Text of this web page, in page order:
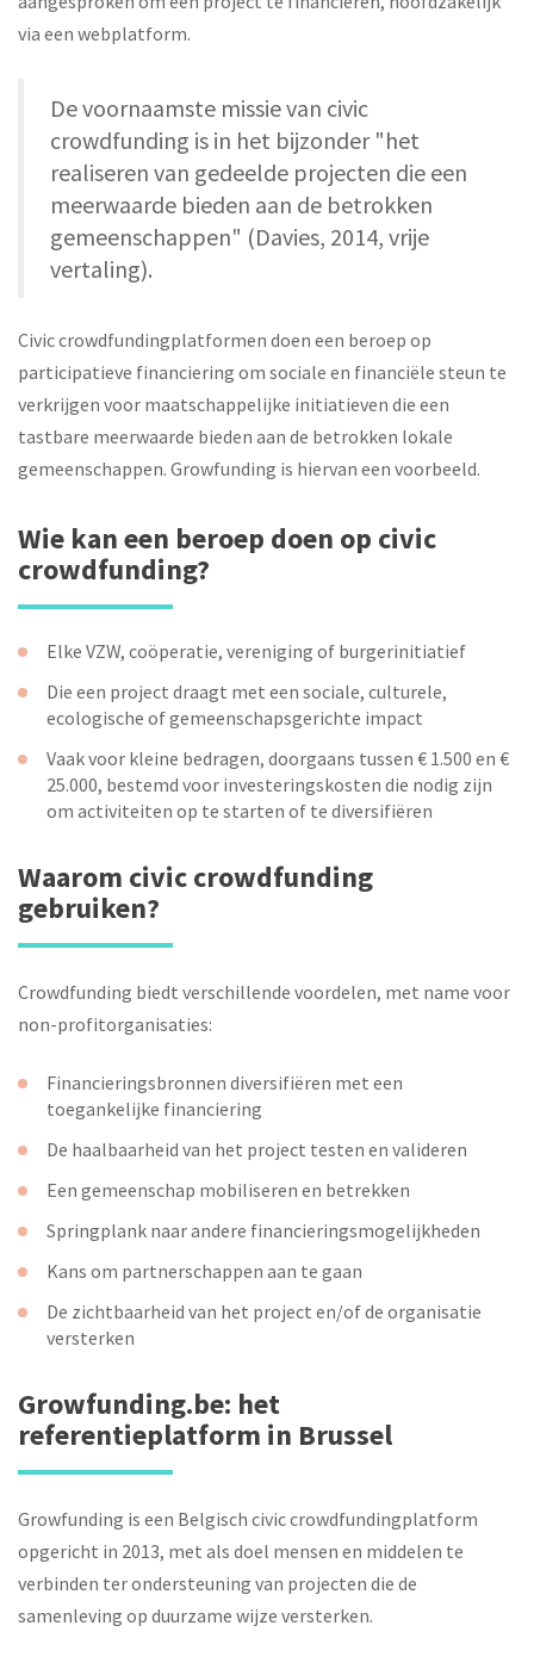
via een webplatform.
De voornaamste missie van civic
crowdfunding is in het bijzonder "het
realiseren van gedeelde projecten die een
meerwaarde bieden aan de betrokken
gemeenschappen" (Davies, 2014, vrije
vertaling).
Civic crowdfundingplatformen doen een beroep op
participatieve financiering om sociale en financiële steun te
verkrijgen voor maatschappelijke initiatieven die een
tastbare meerwaarde bieden aan de betrokken lokale
gemeenschappen. Growfunding is hiervan een voorbeeld.
Wie kan een beroep doen op civic
crowdfunding?
Elke VZW, coöperatie, vereniging of burgerinitiatief
Die een project draagt met een sociale, culturele,
ecologische of gemeenschapsgerichte impact
Vaak voor kleine bedragen, doorgaans tussen € 1.500 en €
25.000, bestemd voor investeringskosten die nodig zijn
om activiteiten op te starten of te diversifiëren
Waarom civic crowdfunding
gebruiken?
Crowdfunding biedt verschillende voordelen, met name voor
non-profitorganisaties:
Financieringsbronnen diversifiëren met een
toegankelijke financiering
De haalbaarheid van het project testen en valideren
Een gemeenschap mobiliseren en betrekken
Springplank naar andere financieringsmogelijkheden
Kans om partnerschappen aan te gaan
De zichtbaarheid van het project en/of de organisatie
versterken
Growfunding.be: het
referentieplatform in Brussel
Growfunding is een Belgisch civic crowdfundingplatform
opgericht in 2013, met als doel mensen en middelen te
verbinden ter ondersteuning van projecten die de
samenleving op duurzame wijze versterken.